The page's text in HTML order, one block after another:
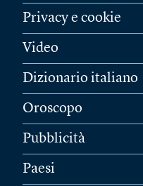
Privacy e cookie
Video
Dizionario italiano
Oroscopo
Pubblicità
Paesi